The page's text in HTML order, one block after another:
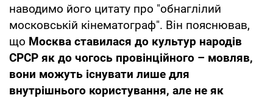
наводимо його цитату про "обнаглілий
московській кінематограф". Він пояснював,
що Москва ставилася до культур народів
СРСР як до чогось провінційного – мовляв,
вони можуть існувати лише для
внутрішнього користування, але не як